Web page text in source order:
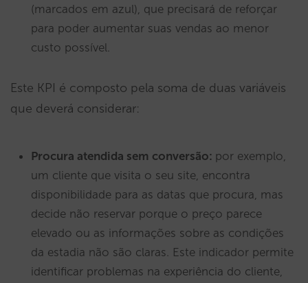
(marcados em azul), que precisará de reforçar
para poder aumentar suas vendas ao menor
custo possível.
Este KPI é composto pela soma de duas variáveis
que deverá considerar:
Procura atendida sem conversão: por exemplo,
um cliente que visita o seu site, encontra
disponibilidade para as datas que procura, mas
decide não reservar porque o preço parece
elevado ou as informações sobre as condições
da estadia não são claras. Este indicador permite
identificar problemas na experiência do cliente,